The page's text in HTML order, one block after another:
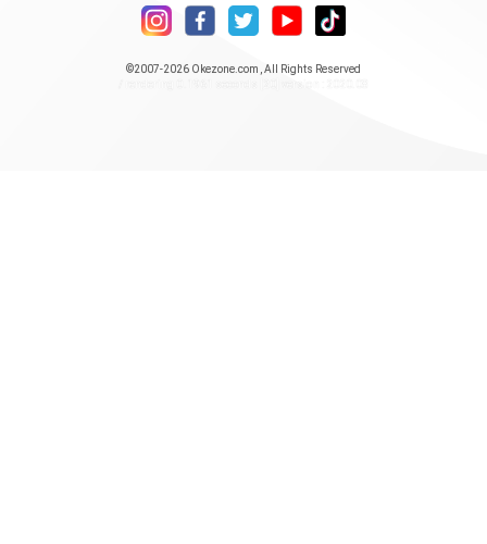
©2007-2026 Okezone.com , All Rights Reserved